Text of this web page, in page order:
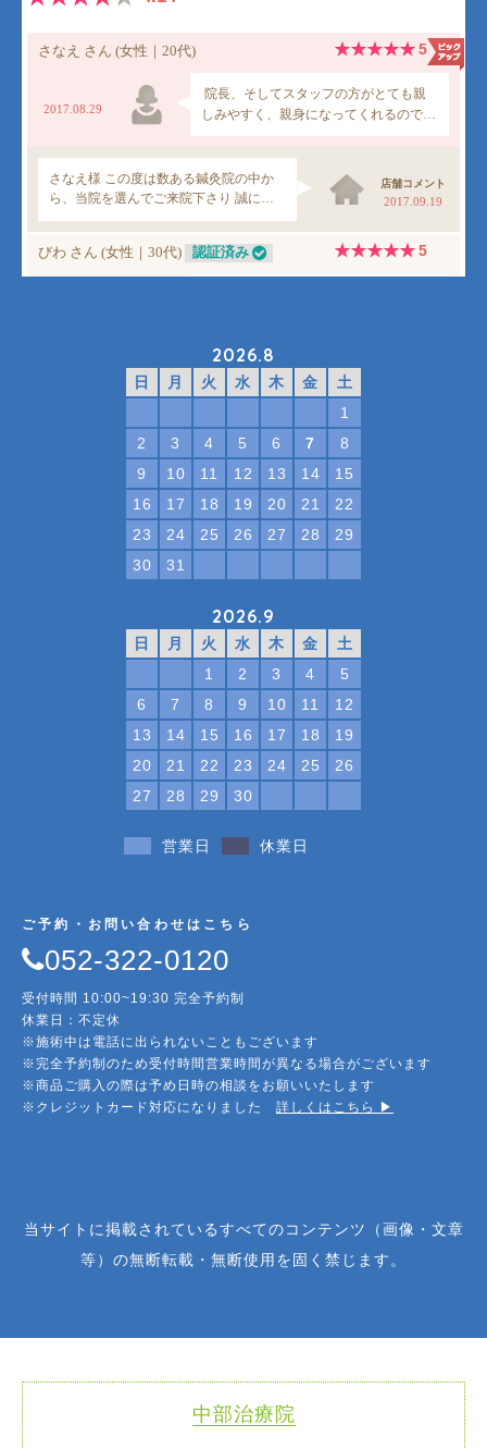
2026.8
日 月 火 水 木 金
土
1
2
3 4 5 6 7
8
9
10 11 12 13 14
15
16
17 18 19 20 21
22
23
24 25 26 27 28
29
30
31
2026.9
日 月 火 水 木 金
土
1
2 3 4
5
6
7 8 9 10 11
12
13
14 15 16 17 18
19
20
21 22 23 24 25
26
27
28 29 30
営業日 休業日
ご予約・お問い合わせはこちら
052-322-0120
受付時間 10:00~19:30 完全予約制
休業日：不定休
※施術中は電話に出られないこともございます
※完全予約制のため受付時間営業時間が異なる場合がございます
※商品ご購入の際は予め日時の相談をお願いいたします
※クレジットカード対応になりました 詳しくはこちら ▶︎
当サイトに掲載されているすべてのコンテンツ（画像・文章
等）の無断転載・無断使用を固く禁じます。
中部治療院